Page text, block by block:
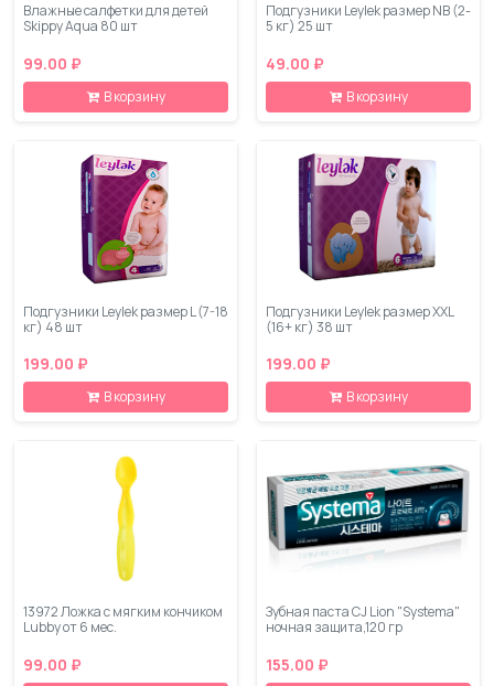
Влажные салфетки для детей
Skippy Aqua 80 шт
99.00 ₽
В корзину
Подгузники Leylеk размер NB (2-
5 кг) 25 шт
49.00 ₽
В корзину
Подгузники Leylеk размер L (7-18
кг) 48 шт
199.00 ₽
В корзину
Подгузники Leylеk размер XXL
(16+ кг) 38 шт
199.00 ₽
В корзину
13972 Ложка с мягким кончиком
Lubby от 6 мес.
99.00 ₽
Зубная паста CJ Lion "Systema"
ночная защита,120 гр
155.00 ₽